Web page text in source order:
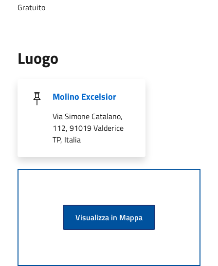
Gratuito
Luogo
Molino Excelsior
Via Simone Catalano,
112, 91019 Valderice
TP, Italia
Visualizza in Mappa